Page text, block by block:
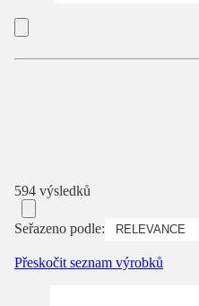
594 výsledků
Seřazeno podle:
Přeskočit seznam výrobků